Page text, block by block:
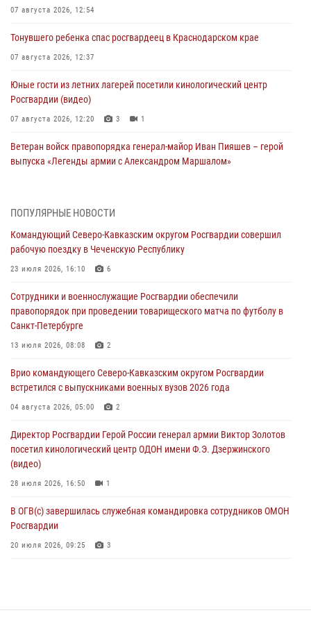
07 августа 2026, 12:54
Тонувшего ребенка спас росгвардеец в Краснодарском крае
07 августа 2026, 12:37
Юные гости из летних лагерей посетили кинологический центр
Росгвардии (видео)
07 августа 2026, 12:20 3 1
Ветеран войск правопорядка генерал-майор Иван Пияшев – герой
выпуска «Легенды армии с Александром Маршалом»
Представители ФСБ России по Уральскому округу Росгвардии и
Кузнецова
07 августа 2026, 12:00
Смольного собора в Санкт-Петербурге (видео)
07 августа 2026, 11:34 3
В Курске росгвардейцы провели занятие по основам
07 августа 2026, 11:33
Рэпер ST посетил раненых росгвардейцев в Главном военном
07 августа 2026, 11:18
ПОПУЛЯРНЫЕ НОВОСТИ
Командующий Северо-Кавказским округом Росгвардии совершил
рабочую поездку в Чеченскую Республику
23 июля 2026, 16:10 6
Сотрудники и военнослужащие Росгвардии обеспечили
правопорядок при проведении товарищеского матча по футболу в
Санкт-Петербурге
13 июля 2026, 08:08 2
Врио командующего Северо-Кавказским округом Росгвардии
встретился с выпускниками военных вузов 2026 года
04 августа 2026, 05:00 2
Директор Росгвардии Герой России генерал армии Виктор Золотов
посетил кинологический центр ОДОН имени Ф.Э. Дзержинского
(видео)
28 июля 2026, 16:50 1
В ОГВ(с) завершилась служебная командировка сотрудников ОМОН
Росгвардии
20 июля 2026, 09:25 3